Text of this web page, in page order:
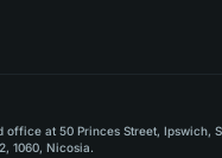
at 50 Princes Street, Ipswich,
1060, Nicosia.